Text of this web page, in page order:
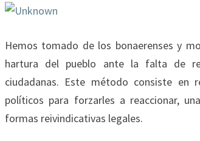
Hemos tomado de los bonaerenses y
hartura del pueblo ante la falta de
ciudadanas. Este método consiste en
políticos para forzarles a reaccionar,
formas reivindicativas legales.